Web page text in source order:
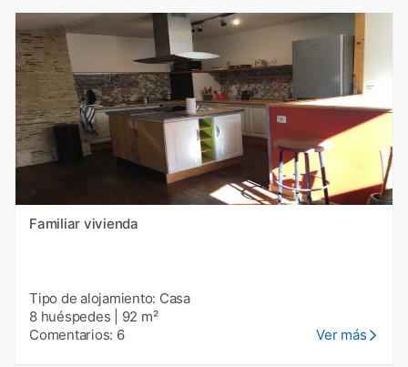
Familiar vivienda
Tipo de alojamiento: Casa
8 huéspedes
92 m²
Comentarios: 6
Ver más